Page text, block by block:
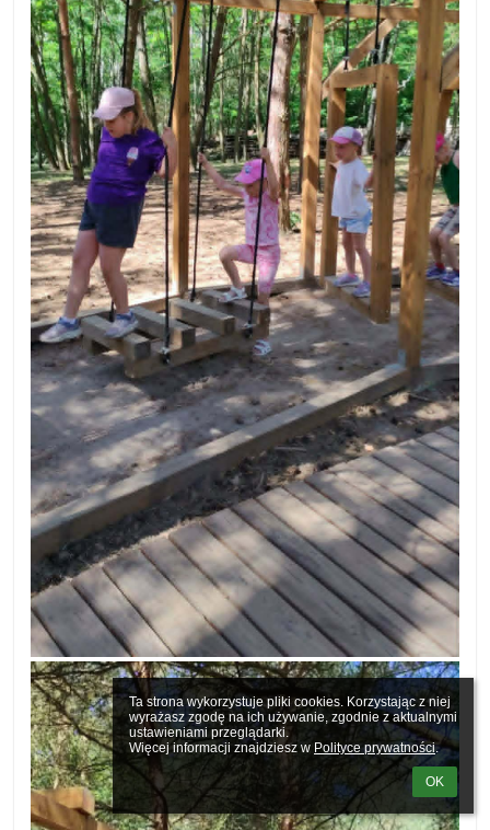
Ta strona wykorzystuje pliki cookies. Korzystając z niej
wyrażasz zgodę na ich używanie, zgodnie z aktualnymi
ustawieniami przeglądarki.
Więcej informacji znajdziesz w Polityce prywatności.
OK